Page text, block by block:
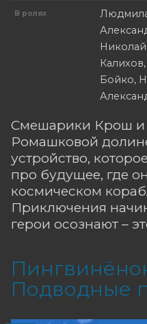
В ролях
Бойко,
Смешарики Крош и
Ромашковой
устройство,
про будущее, где
космическом
Приключения
герои осознают –
Подводные